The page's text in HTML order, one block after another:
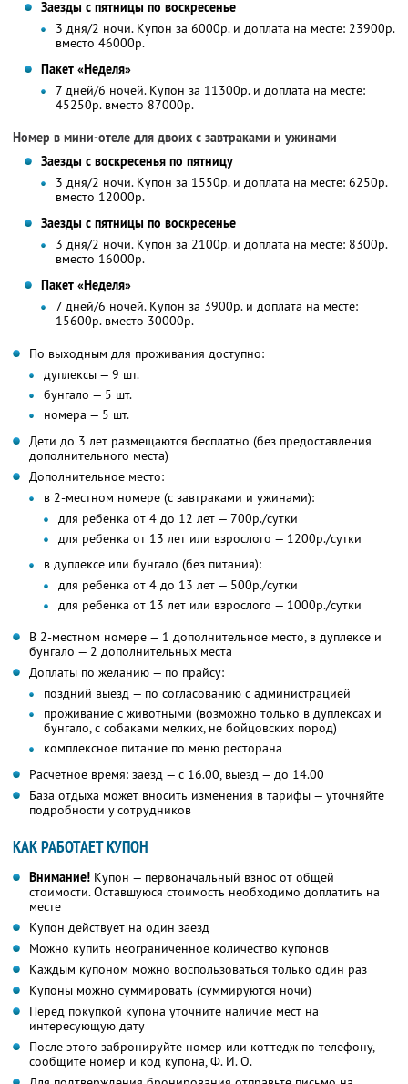
Заезды с пятницы по воскресенье
3 дня/2 ночи. Купон за 6000р. и доплата на месте: 23900р.
вместо 46000р.
Пакет «Неделя»
7 дней/6 ночей. Купон за 11300р. и доплата на месте:
45250р. вместо 87000р.
Номер в мини-отеле для двоих с завтраками и ужинами
Заезды с воскресенья по пятницу
3 дня/2 ночи. Купон за 1550р. и доплата на месте: 6250р.
вместо 12000р.
Заезды с пятницы по воскресенье
3 дня/2 ночи. Купон за 2100р. и доплата на месте: 8300р.
вместо 16000р.
Пакет «Неделя»
7 дней/6 ночей. Купон за 3900р. и доплата на месте:
15600р. вместо 30000р.
По выходным для проживания доступно:
дуплексы — 9 шт.
бунгало — 5 шт.
номера — 5 шт.
Дети до 3 лет размещаются бесплатно (без предоставления
дополнительного места)
Дополнительное место:
в 2-местном номере (с завтраками и ужинами):
для ребенка от 4 до 12 лет — 700р./сутки
для ребенка от 13 лет или взрослого — 1200р./сутки
в дуплексе или бунгало (без питания):
для ребенка от 4 до 13 лет — 500р./сутки
для ребенка от 13 лет или взрослого — 1000р./сутки
В 2-местном номере — 1 дополнительное место, в дуплексе и
бунгало — 2 дополнительных места
Доплаты по желанию — по прайсу:
поздний выезд — по согласованию с администрацией
проживание с животными (возможно только в дуплексах и
бунгало, с собаками мелких, не бойцовских пород)
комплексное питание по меню ресторана
Расчетное время: заезд — с 16.00, выезд — до 14.00
База отдыха может вносить изменения в тарифы — уточняйте
подробности у сотрудников
КАК РАБОТАЕТ КУПОН
Внимание! Купон — первоначальный взнос от общей
стоимости. Оставшуюся стоимость необходимо доплатить на
месте
Купон действует на один заезд
Можно купить неограниченное количество купонов
Каждым купоном можно воспользоваться только один раз
Купоны можно суммировать (суммируются ночи)
Перед покупкой купона уточните наличие мест на
интересующую дату
После этого забронируйте номер или коттедж по телефону,
сообщите номер и код купона,Ф. И. О.